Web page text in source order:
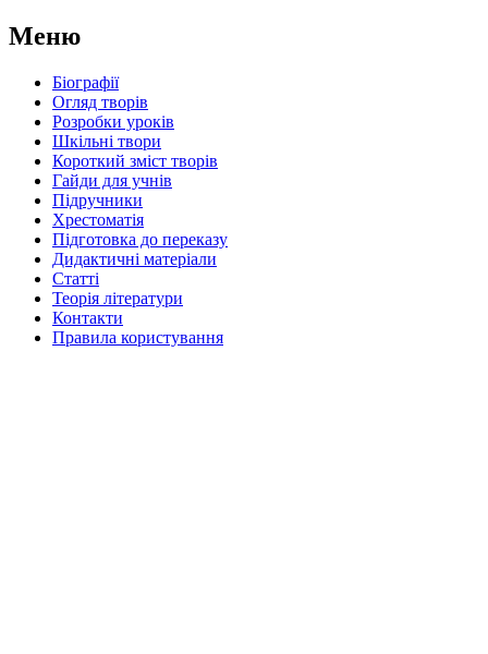
Меню
Біографії
Огляд творів
Розробки уроків
Шкільні твори
Короткий зміст творів
Гайди для учнів
Підручники
Хрестоматія
Підготовка до переказу
Дидактичні матеріали
Статті
Теорія літератури
Контакти
Правила користування